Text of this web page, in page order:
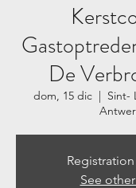
De
dom, 15 dic
  |
Sint-
See